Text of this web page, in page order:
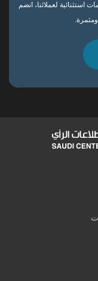
استثنائية لعملائنا، انضم